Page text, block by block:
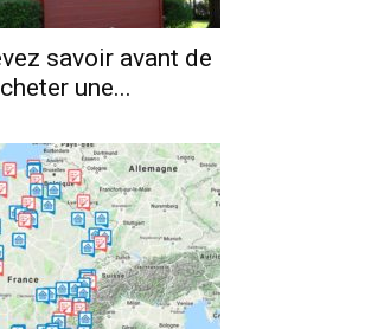
savoir avant de
une...